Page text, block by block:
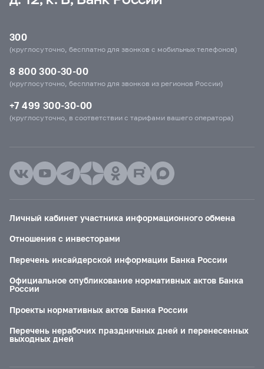
300
(круглосуточно, бесплатно для звонков с мобильных телефонов)
8 800 300-30-00
(круглосуточно, бесплатно для звонков из регионов России)
+7 499 300-30-00
(круглосуточно, в соответствии с тарифами вашего оператора)
Личный кабинет участника информационного обмена
Отношения с инвесторами
Перечень инсайдерской информации Банка России
Официальное опубликование нормативных актов Банка
России
Проекты нормативных актов Банка России
Перечень нерабочих праздничных дней и перенесенных
выходных дней